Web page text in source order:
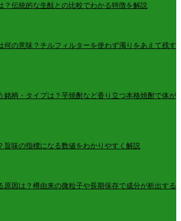
？伝統的な生酛との比較でわかる特徴を解説
何の意味？チルフィルターを使わず濁りをあえて残す
銘柄・タイプは？芋焼酎など香り立つ本格焼酎で体が
旨味の指標になる数値をわかりやすく解説
原因は？樽由来の微粒子や長期保存で成分が析出する